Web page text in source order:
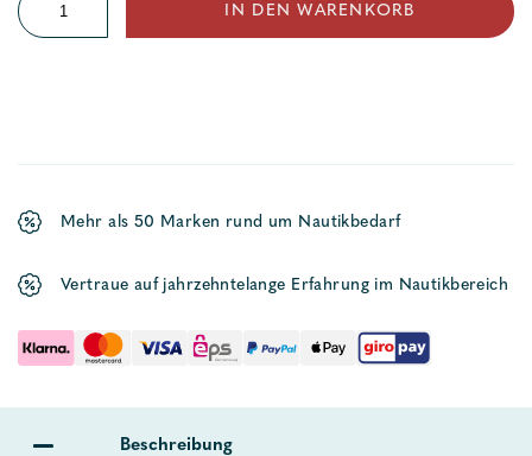
Multi
IN DEN WARENKORB
Mehr als 50 Marken rund um Nautikbedarf
Vertraue auf jahrzehntelange Erfahrung im Nautikbereich
Beschreibung